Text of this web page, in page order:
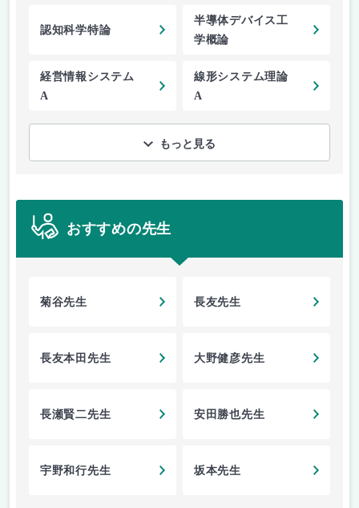
認知科学特論
半導体デバイス工
学概論
経営情報システム
A
線形システム理論
A
もっと見る
おすすめの先生
菊谷先生 長友先生
長友本田先生 大野健彦先生
長瀬賢二先生 安田勝也先生
宇野和行先生 坂本先生